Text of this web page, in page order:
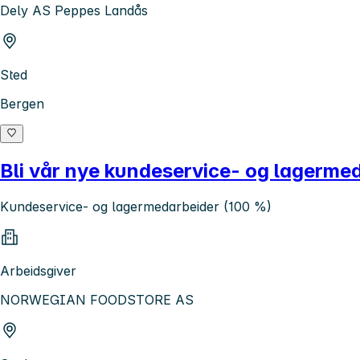
Dely AS Peppes Landås
Sted
Bergen
Bli vår nye kundeservice- og
Kundeservice- og lagermedarbeider (100 %)
Arbeidsgiver
NORWEGIAN FOODSTORE AS